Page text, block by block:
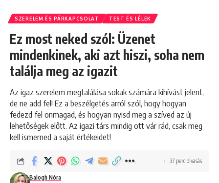
SZERELEM ÉS PÁRKAPCSOLAT TEST ÉS LÉLEK
Ez most neked szól: Üzenet
mindenkinek, aki azt hiszi, soha nem
találja meg az igazit
Az igaz szerelem megtalálása sokak számára kihívást jelent,
de ne add fel! Ez a beszélgetés arról szól, hogy hogyan
fedezd fel önmagad, és hogyan nyisd meg a szíved az új
lehetőségek előtt. Az igazi társ mindig ott vár rád, csak meg
kell ismerned a saját értékeidet!
Balogh Nóra
37 perc olvasás